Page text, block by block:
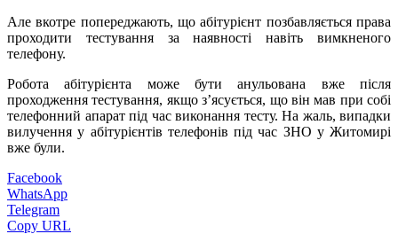
Але вкотре попереджають, що абітурієнт позбавляється права
проходити тестування за наявності навіть вимкненого
телефону.
Робота абітурієнта може бути анульована вже після
проходження тестування, якщо з’ясується, що він мав при собі
телефонний апарат під час виконання тесту. На жаль, випадки
вилучення у абітурієнтів телефонів під час ЗНО у Житомирі
вже були.
Facebook
WhatsApp
Telegram
Copy URL